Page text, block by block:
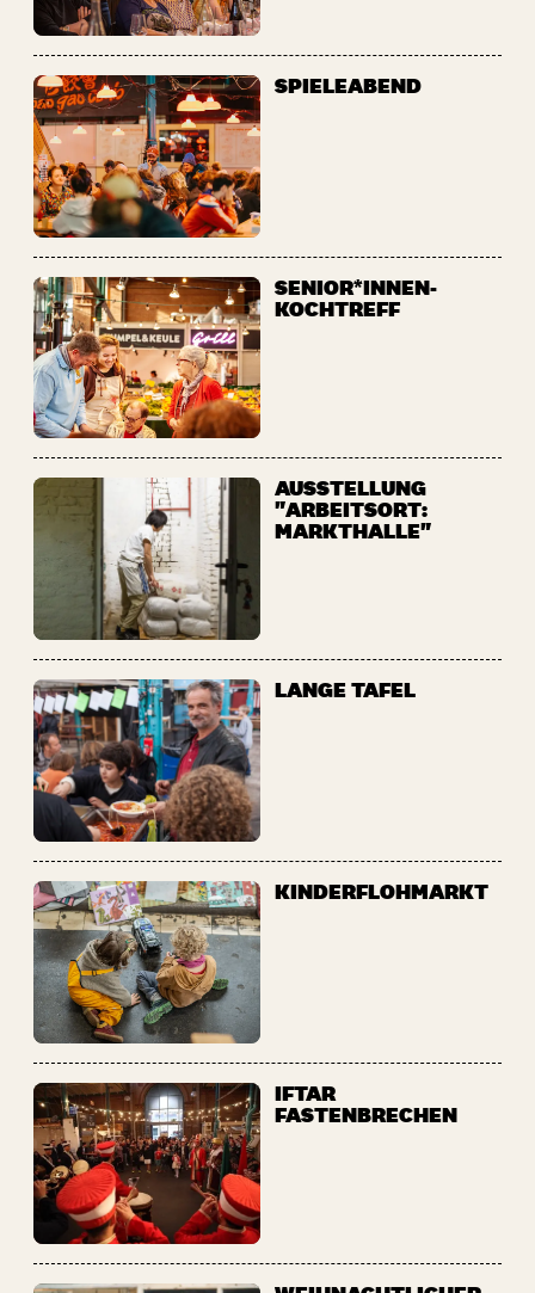
SPIELEABEND
SENIOR*INNEN-
KOCHTREFF
AUSSTELLUNG
"ARBEITSORT:
MARKTHALLE"
LANGE TAFEL
KINDERFLOHMARKT
IFTAR
FASTENBRECHEN